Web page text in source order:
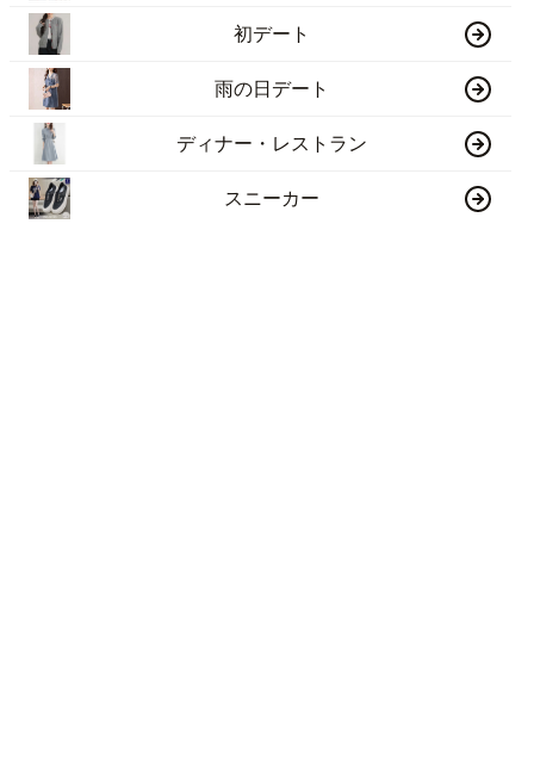
初デート
雨の日デート
ディナー・レストラン
スニーカー